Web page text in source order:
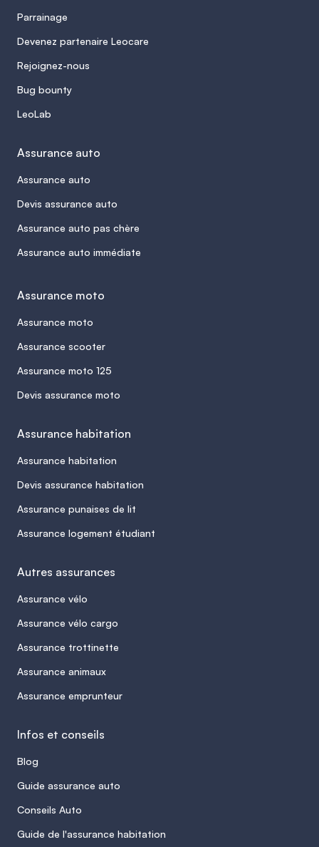
Parrainage
Devenez partenaire Leocare
Rejoignez-nous
Bug bounty
LeoLab
Assurance auto
Assurance auto
Devis assurance auto
Assurance auto pas chère
Assurance auto immédiate
Assurance moto
Assurance moto
Assurance scooter
Assurance moto 125
Devis assurance moto
Assurance habitation
Assurance habitation
Devis assurance habitation
Assurance punaises de lit
Assurance logement étudiant
Autres assurances
Assurance vélo
Assurance vélo cargo
Assurance trottinette
Assurance animaux
Assurance emprunteur
Infos et conseils
Blog
Guide assurance auto
Conseils Auto
Guide de l'assurance habitation